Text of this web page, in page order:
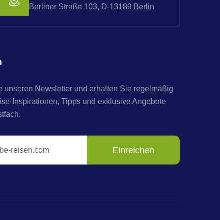
Berliner Straße 103, D-13189 Berlin
unseren Newsletter und erhalten Sie regelmäßig
Inspirationen, Tipps und exklusive Angebote
Einreichen